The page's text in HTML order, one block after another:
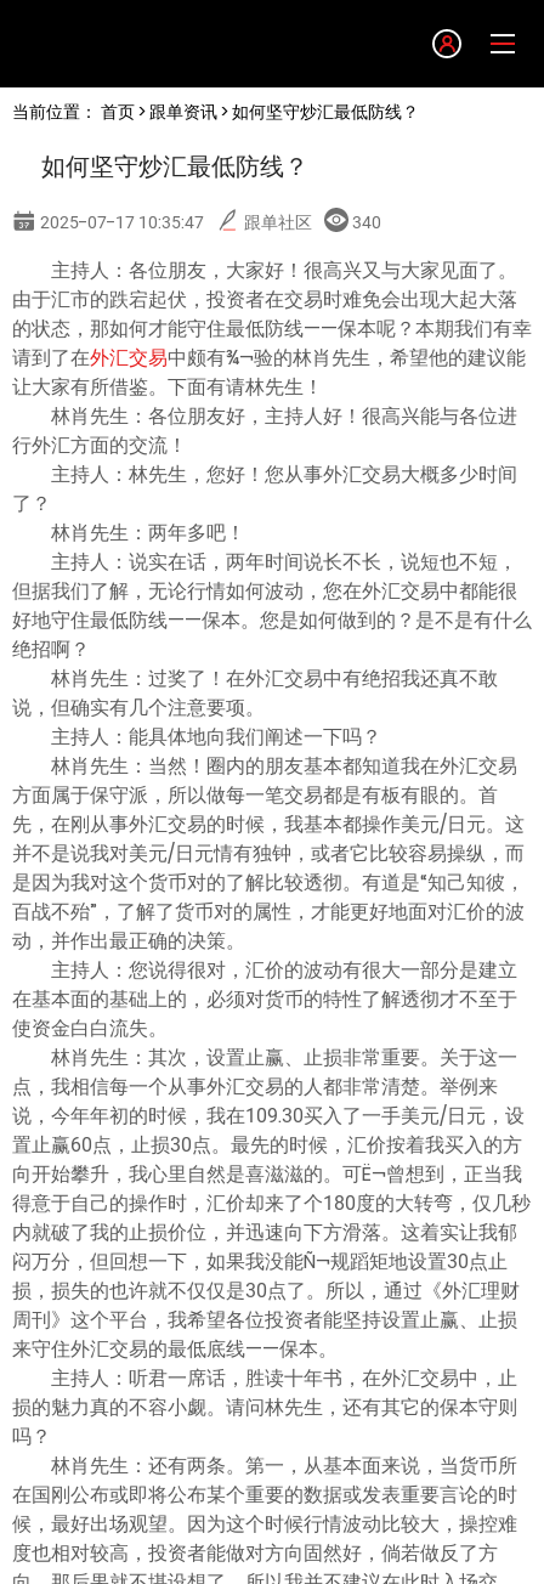
English
繁體中文
한글
日本語
Tiếng việt
ไทย
当前位置： 首页> 跟单资讯> 如何坚守炒汇最低防线？
如何坚守炒汇最低防线？
2025-07-17 10:35:47 跟单社区 340
主持人：各位朋友，大家好！很高兴又与大家见面了。
由于汇市的跌宕起伏，投资者在交易时难免会出现大起大落
的状态，那如何才能守住最低防线——保本呢？本期我们有幸
请到了在外汇交易中颇有¾¬验的林肖先生，希望他的建议能
让大家有所借鉴。下面有请林先生！
林肖先生：各位朋友好，主持人好！很高兴能与各位进
行外汇方面的交流！
主持人：林先生，您好！您从事外汇交易大概多少时间
了？
林肖先生：两年多吧！
主持人：说实在话，两年时间说长不长，说短也不短，
但据我们了解，无论行情如何波动，您在外汇交易中都能很
好地守住最低防线——保本。您是如何做到的？是不是有什么
绝招啊？
林肖先生：过奖了！在外汇交易中有绝招我还真不敢
说，但确实有几个注意要项。
主持人：能具体地向我们阐述一下吗？
林肖先生：当然！圈内的朋友基本都知道我在外汇交易
方面属于保守派，所以做每一笔交易都是有板有眼的。首
先，在刚从事外汇交易的时候，我基本都操作美元/日元。这
并不是说我对美元/日元情有独钟，或者它比较容易操纵，而
是因为我对这个货币对的了解比较透彻。有道是“知己知彼，
百战不殆”，了解了货币对的属性，才能更好地面对汇价的波
动，并作出最正确的决策。
主持人：您说得很对，汇价的波动有很大一部分是建立
在基本面的基础上的，必须对货币的特性了解透彻才不至于
使资金白白流失。
林肖先生：其次，设置止赢、止损非常重要。关于这一
点，我相信每一个从事外汇交易的人都非常清楚。举例来
说，今年年初的时候，我在109.30买入了一手美元/日元，设
置止赢60点，止损30点。最先的时候，汇价按着我买入的方
向开始攀升，我心里自然是喜滋滋的。可Ë¬曾想到，正当我
得意于自己的操作时，汇价却来了个180度的大转弯，仅几秒
内就破了我的止损价位，并迅速向下方滑落。这着实让我郁
闷万分，但回想一下，如果我没能Ñ¬规蹈矩地设置30点止
损，损失的也许就不仅仅是30点了。所以，通过《外汇理财
周刊》这个平台，我希望各位投资者能坚持设置止赢、止损
来守住外汇交易的最低底线——保本。
主持人：听君一席话，胜读十年书，在外汇交易中，止
损的魅力真的不容小觑。请问林先生，还有其它的保本守则
吗？
林肖先生：还有两条。第一，从基本面来说，当货币所
在国刚公布或即将公布某个重要的数据或发表重要言论的时
候，最好出场观望。因为这个时候行情波动比较大，操控难
度也相对较高，投资者能做对方向固然好，倘若做反了方